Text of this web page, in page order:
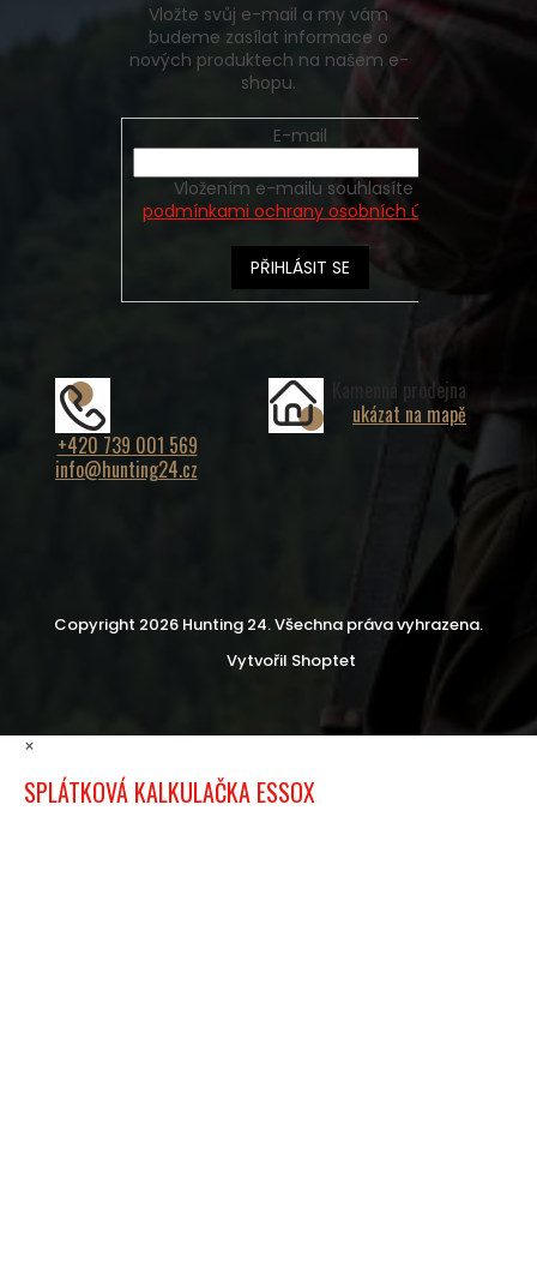
Vložte svůj e-mail a my vám
budeme zasílat informace o
nových produktech na našem e-
shopu.
E-mail
podmínkami ochrany osobních údajů
PŘIHLÁSIT SE
+420 739 001 569
info@hunting24.cz
Kamenná prodejna
ukázat na mapě
Vytvořil Shoptet
Copyright 2026 Hunting 24. Všechna práva vyhrazena.
×
SPLÁTKOVÁ KALKULAČKA ESSOX